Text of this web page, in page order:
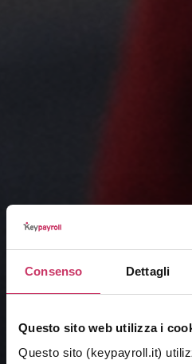
Consenso Dettagli
Questo sito web utilizza i
Questo sito (keypayroll.it)